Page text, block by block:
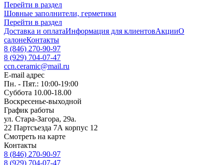
Перейти в раздел
Шовные заполнители, герметики
Перейти в раздел
Доставка и оплатаИнформация для клиентовАкцииО
салонеКонтакты
8 (846) 270-90-97
8 (929) 704-07-47
ccn.ceramic@mail.ru
E-mail адрес
Пн. - Пят.: 10:00-19:00
Суббота 10.00-18.00
Воскресенье-выходной
График работы
ул. Стара-Загора, 29а.
22 Партсъезда 7А корпус 12
Смотреть на карте
Контакты
8 (846) 270-90-97
8 (929) 704-07-47